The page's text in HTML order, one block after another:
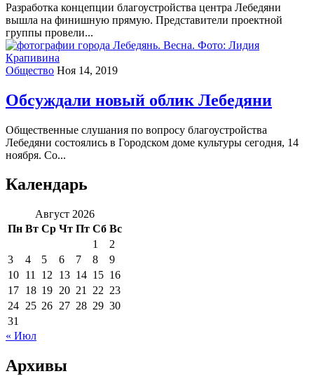
Разработка концепции благоустройства центра Лебедяни
вышла на финишную прямую. Представители проектной
группы провели...
Общество Ноя 14, 2019
Обсуждали новый облик Лебедяни
Общественные слушания по вопросу благоустройства
Лебедяни состоялись в Городском доме культуры сегодня, 14
ноября. Со...
Календарь
Август 2026
Пн Вт Ср Чт Пт Сб Вс
1
2
3
4 5 6 7 8
9
10 11 12 13 14 15 16
17 18 19 20 21 22 23
24 25 26 27 28 29 30
31
« Июл
Архивы